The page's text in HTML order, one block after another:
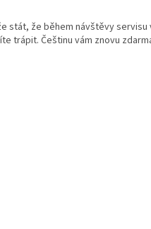
stát, že během návštěvy servisu
trápit. Češtinu vám znovu